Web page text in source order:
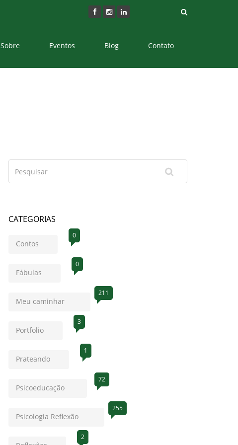
Sobre Eventos Blog Contato
CATEGORIAS
Contos
0
Fábulas
0
Meu caminhar
211
Portfolio
3
Prateando
1
Psicoeducação
72
Psicologia Reflexão
255
2